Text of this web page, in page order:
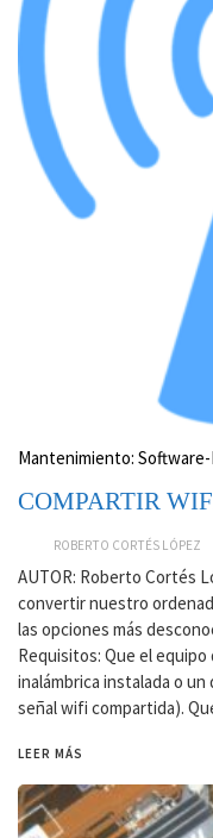
Mantenimiento:
COMPARTIR
ROBERTO CORTÉS LÓPEZ
AUTOR: Roberto Cortés
convertir nuestro
las opciones más
Requisitos: Que el
inalámbrica instalada o
señal wifi compartida).
LEER MÁS